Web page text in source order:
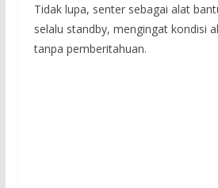
Tidak lupa, senter sebagai alat
selalu standby, mengingat kondisi
tanpa pemberitahuan.